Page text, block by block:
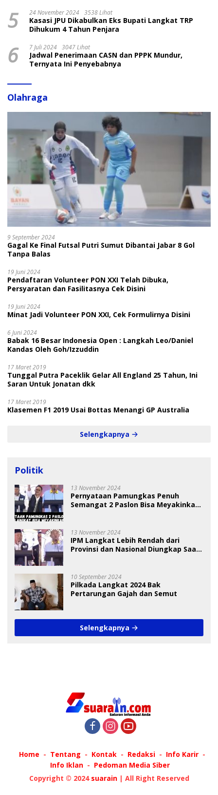
5 24 November 2024 3538 Lihat
Kasasi JPU Dikabulkan Eks Bupati Langkat TRP
Dihukum 4 Tahun Penjara
6 7 Juli 2024 3047 Lihat
Jadwal Penerimaan CASN dan PPPK Mundur,
Ternyata Ini Penyebabnya
Olahraga
9 September 2024
Gagal Ke Final Futsal Putri Sumut Dibantai Jabar 8 Gol
Tanpa Balas
19 Juni 2024
Pendaftaran Volunteer PON XXI Telah Dibuka,
Persyaratan dan Fasilitasnya Cek Disini
19 Juni 2024
Minat Jadi Volunteer PON XXI, Cek Formulirnya Disini
6 Juni 2024
Babak 16 Besar Indonesia Open : Langkah Leo/Daniel
Kandas Oleh Goh/Izzuddin
17 Maret 2019
Tunggal Putra Paceklik Gelar All England 25 Tahun, Ini
Saran Untuk Jonatan dkk
17 Maret 2019
Klasemen F1 2019 Usai Bottas Menangi GP Australia
Selengkapnya
Politik
13 November 2024
Pernyataan Pamungkas Penuh
Semangat 2 Paslon Bisa Meyakinkan
13 November 2024
IPM Langkat Lebih Rendah dari
Provinsi dan Nasional Diungkap Saat
10 September 2024
Pilkada Langkat 2024 Bak
Pertarungan Gajah dan Semut
Selengkapnya
Home Tentang Kontak Redaksi
Info Karir
Info Iklan
Pedoman Media Siber
Copyright © 2024 suarain| All Right Reserved